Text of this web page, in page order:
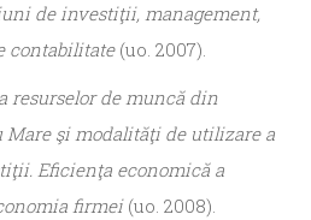
de investiţii, management,
contabili­tate(uo. 2007).
resur­selor de muncă din
şi modalităţi de utilizare a
Eficienţa economică a
firmei(uo. 2008).